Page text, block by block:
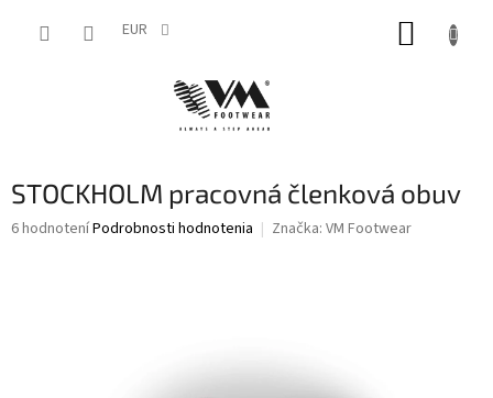
EUR
STOCKHOLM pracovná členková obuv
Priemerné
6 hodnoteníPodrobnosti hodnotenia Značka: VM Footwear